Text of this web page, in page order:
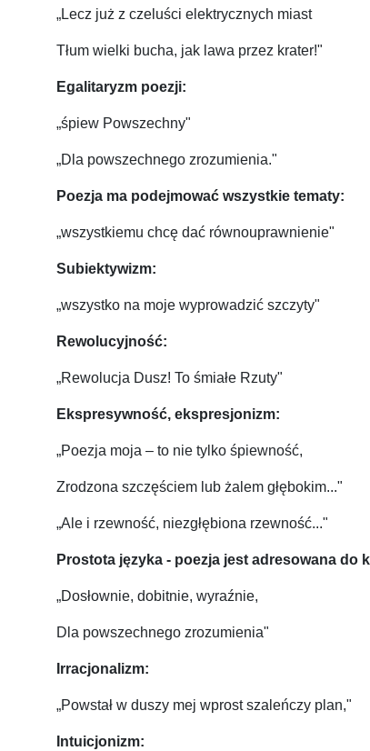
„Lecz już z czeluści elektrycznych miast
Tłum wielki bucha, jak lawa przez krater!"
Egalitaryzm poezji:
„śpiew Powszechny"
„Dla powszechnego zrozumienia."
Poezja ma podejmować wszystkie tematy:
„wszystkiemu chcę dać równouprawnienie"
Subiektywizm:
„wszystko na moje wyprowadzić szczyty"
Rewolucyjność:
„Rewolucja Dusz! To śmiałe Rzuty"
Ekspresywność, ekspresjonizm:
„Poezja moja – to nie tylko śpiewność,
Zrodzona szczęściem lub żalem głębokim..."
„Ale i rzewność, niezgłębiona rzewność..."
Prostota języka - poezja jest adresowana do
„Dosłownie, dobitnie, wyraźnie,
Dla powszechnego zrozumienia"
Irracjonalizm:
„Powstał w duszy mej wprost szaleńczy plan,"
Intuicjonizm: